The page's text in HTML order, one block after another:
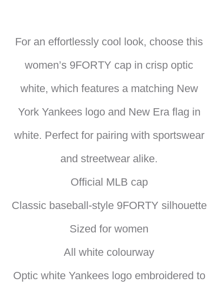
For an effortlessly cool look, choose this
women’s 9FORTY cap in crisp optic
white, which features a matching New
York Yankees logo and New Era flag in
white. Perfect for pairing with sportswear
and streetwear alike.
Official MLB cap
Classic baseball-style 9FORTY silhouette
Sized for women
All white colourway
Optic white Yankees logo embroidered to